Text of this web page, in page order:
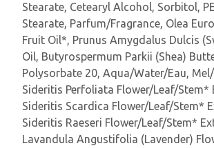
Stearate, Cetearyl Alcohol, Sorbitol,
Stearate, Parfum/Fragrance, Olea
Fruit Oil*, Prunus Amygdalus Dulcis
Oil, Butyrospermum Parkii (Shea)
Polysorbate 20, Aqua/Water/Eau,
Sideritis Perfoliata Flower/Leaf/Stem*
Sideritis Scardica Flower/Leaf/Stem*
Sideritis Raeseri Flower/Leaf/Stem*
Lavandula Angustifolia (Lavender)